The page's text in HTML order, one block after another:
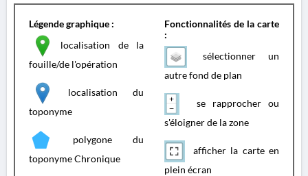
Légende graphique :
localisation de la
fouille/de l'opération
localisation du
toponyme
polygone du
toponyme Chronique
Fonctionnalités de la carte
:
sélectionner un
autre fond de plan
se rapprocher ou
s'éloigner de la zone
afficher la carte en
plein écran